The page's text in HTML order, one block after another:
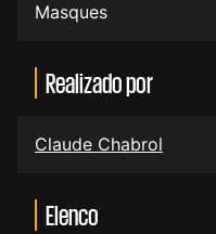
Masques
Realizado por
Claude Chabrol
Elenco